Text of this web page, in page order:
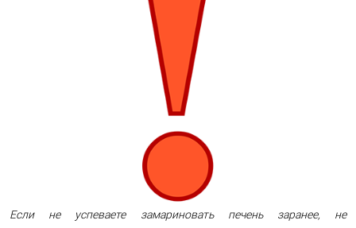
Если не успеваете замариновать печень заранее, не